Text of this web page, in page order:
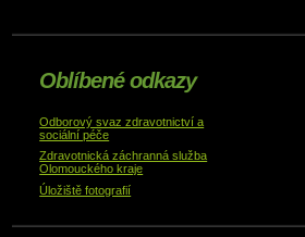
Oblíbené odkazy
Odborový svaz zdravotnictví a
sociální péče
Zdravotnická záchranná služba
Olomouckého kraje
Úložiště fotografií